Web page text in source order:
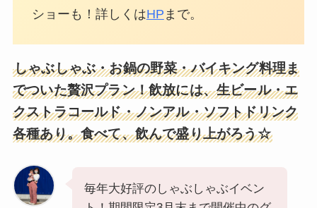
ショーも！詳しくはHP まで。
しゃぶしゃぶ・お鍋の野菜・バイキング料理ま
でついた贅沢プラン！飲放には、生ビール・エ
クストラコールド・ノンアル・ソフトドリンク
各種あり。食べて、飲んで盛り上がろう☆
毎年大好評のしゃぶしゃぶイベン